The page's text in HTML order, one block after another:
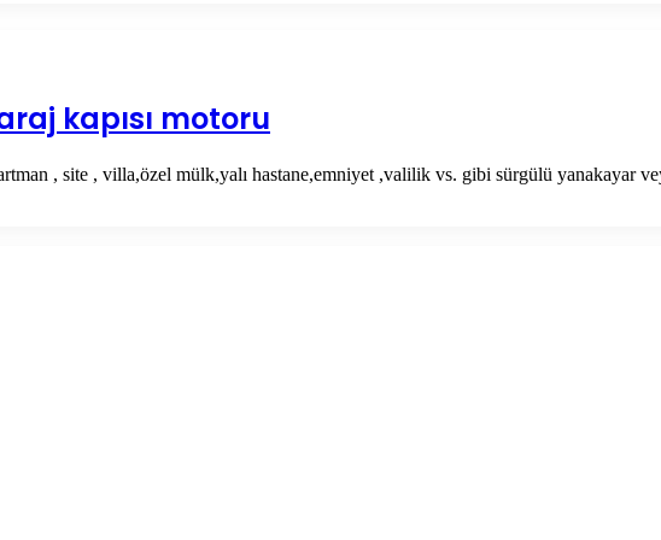
kapısı motoru
, site , villa,özel mülk,yalı hastane,emniyet ,valilik vs. gibi sürgülü yanakayar